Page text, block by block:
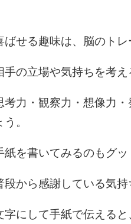
ばせる趣味は、脳のトレ
手の立場や気持ちを考
考力・観察力・想像力
う。
紙を書いてみるのもグッ
段から感謝している気持
字にして手紙で伝える